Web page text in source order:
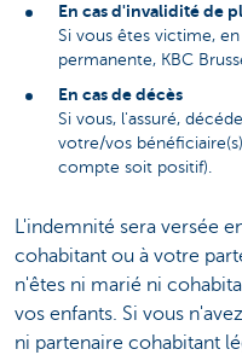
En cas d'invalidité de
Si vous êtes victime,
permanente, KBC
En cas de décès
Si vous, l'assuré,
votre/vos
compte soit positif).
L'indemnité sera versée
cohabitant ou à votre
n'êtes ni marié ni
vos enfants. Si vous
ni partenaire cohabitant